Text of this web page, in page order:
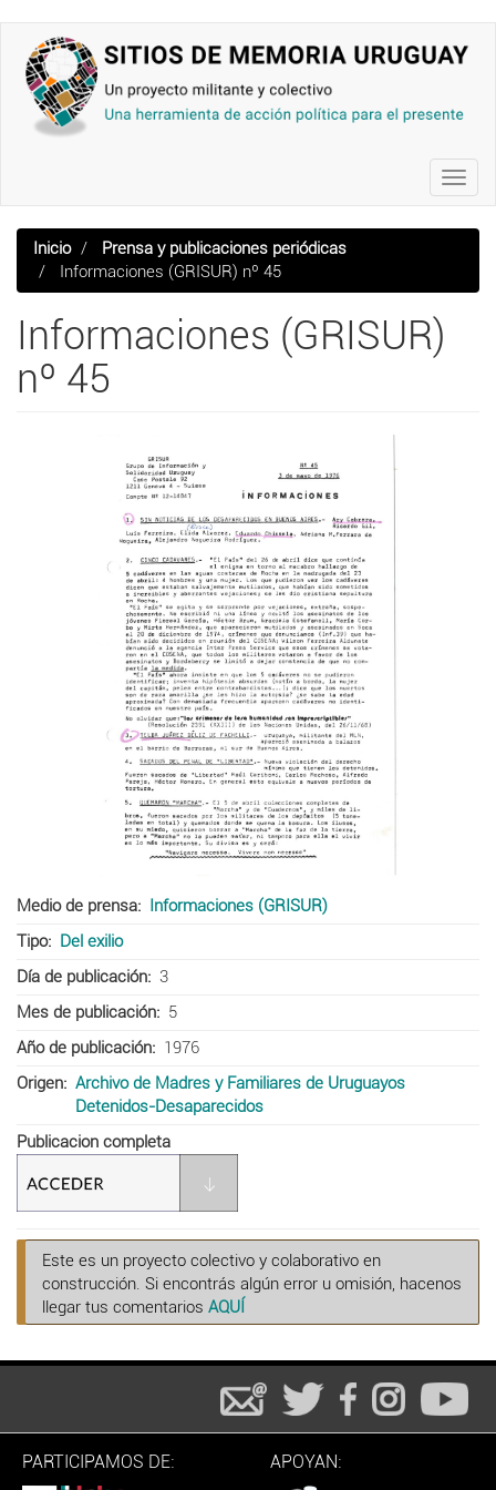
contenido
principal
Inicio
Prensa y publicaciones periódicas
Informaciones (GRISUR) nº 45
Informaciones (GRISUR)
nº 45
Medio de prensa
Informaciones (GRISUR)
Tipo
Del exilio
Día de publicación
3
Mes de publicación
5
Año de publicación
1976
Origen
Archivo de Madres y Familiares de Uruguayos
Detenidos-Desaparecidos
Publicacion completa
Este es un proyecto colectivo y colaborativo en
construcción. Si encontrás algún error u omisión, hacenos
llegar tus comentarios AQUÍ
PARTICIPAMOS DE: APOYAN: